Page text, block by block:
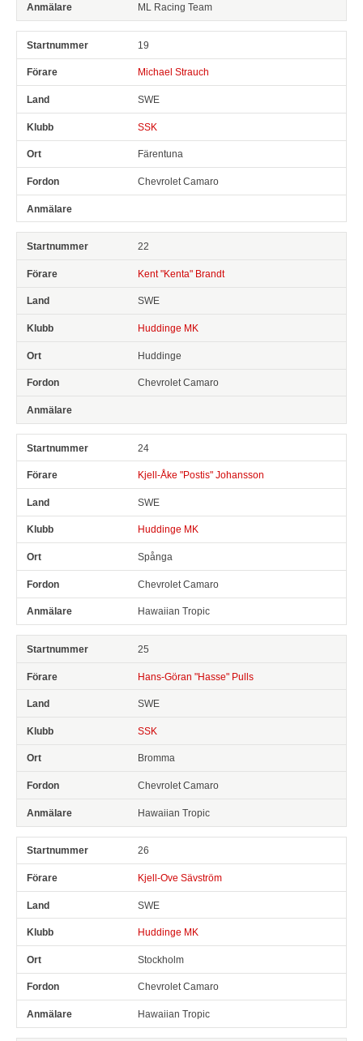
ML Racing Team
19
Michael Strauch
SWE
SSK
Färentuna
Chevrolet Camaro
22
Kent "Kenta" Brandt
SWE
Huddinge MK
Huddinge
Chevrolet Camaro
24
Kjell-Åke "Postis" Johansson
SWE
Huddinge MK
Spånga
Chevrolet Camaro
Hawaiian Tropic
25
Hans-Göran "Hasse" Pulls
SWE
SSK
Bromma
Chevrolet Camaro
Hawaiian Tropic
26
Kjell-Ove Sävström
SWE
Huddinge MK
Stockholm
Chevrolet Camaro
Hawaiian Tropic